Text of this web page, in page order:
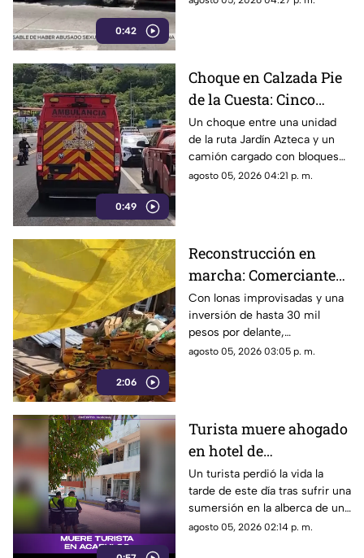
0:42
0:49
Choque en Calzada Pie
de la Cuesta: Cinco
lesionados tras
impacto entre combi y
camión de carga
Un choque entre una unidad
de la ruta Jardín Azteca y un
camión cargado con bloques
de concreto movilizó a los
agosto 05, 2026 04:21 p. m.
2:06
Reconstrucción en
marcha: Comerciantes
del Mercado Central de
Acapulco se levantan
tras la explosión
Con lonas improvisadas y una
inversión de hasta 30 mil
pesos por delante,
comerciantes del Mercado
agosto 05, 2026 03:05 p. m.
Turista muere ahogado
en hotel de
fraccionamiento Las
Playas en Acapulco
Un turista perdió la vida la
tarde de este día tras sufrir una
sumersión en la alberca de un
hospedaje ubicado sobre la
agosto 05, 2026 02:14 p. m.